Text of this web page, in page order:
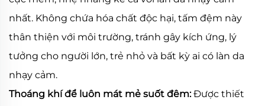
nhất. Không chứa hóa chất độc hại, tấm đệm này
thân thiện với môi trường, tránh gây kích ứng, lý
tưởng cho người lớn, trẻ nhỏ và bất kỳ ai có làn da
nhạy cảm.
Thoáng khí để luôn mát mẻ suốt đêm:Được thiết